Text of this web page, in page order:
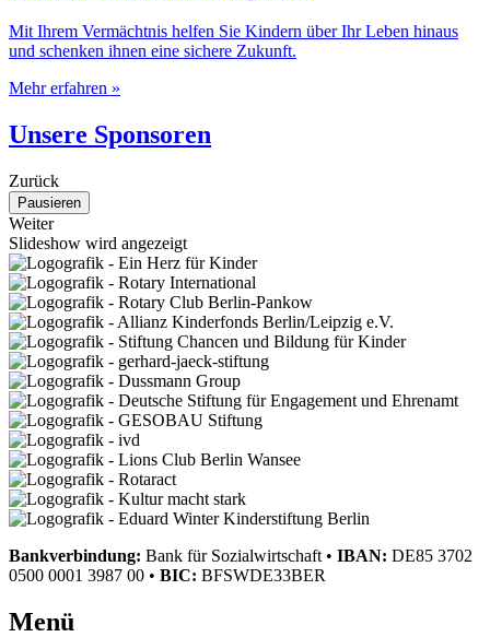
Mit Ihrem Vermächtnis helfen Sie Kindern über Ihr Leben hinaus
und schenken ihnen eine sichere Zukunft.
Mehr erfahren »
Unsere Sponsoren
Zurück
Pausieren
Weiter
Slideshow wird angezeigt
Bankverbindung: Bank für Sozialwirtschaft • IBAN: DE85 3702
0500 0001 3987 00 • BIC: BFSWDE33BER
Menü